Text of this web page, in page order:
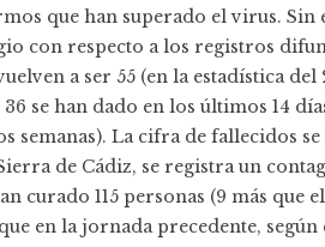
que han superado el virus. Sin
con respecto a los registros
a ser 55 (en la estadística del
se han dado en los últimos 14
semanas). La cifra de fallecidos
de Cádiz, se registra un
curado 115 personas (9 más que
en la jornada precedente,